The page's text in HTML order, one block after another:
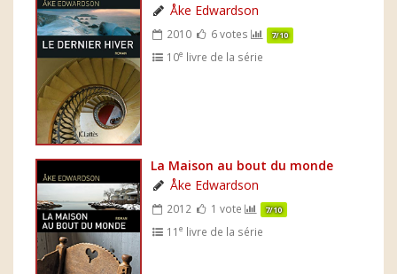
Åke Edwardson
2010 6 votes 7/10
10e livre de la série
La Maison au bout du monde
Åke Edwardson
2012 1 vote 7/10
11e livre de la série